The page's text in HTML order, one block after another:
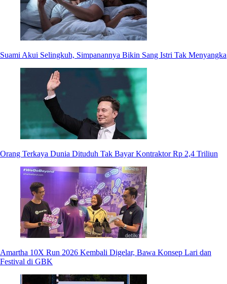
Suami Akui Selingkuh, Simpanannya Bikin Sang Istri Tak Menyangka
Orang Terkaya Dunia Dituduh Tak Bayar Kontraktor Rp 2,4 Triliun
Amartha 10X Run 2026 Kembali Digelar, Bawa Konsep Lari dan
Festival di GBK